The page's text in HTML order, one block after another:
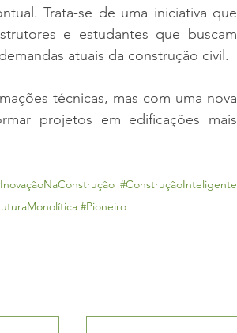
Trata-se de uma iniciativa que
e estudantes que buscam
atuais da construção civil.
técnicas, mas com uma nova
projetos em edificações mais
#ConstruçãoInteligente
#Pioneiro